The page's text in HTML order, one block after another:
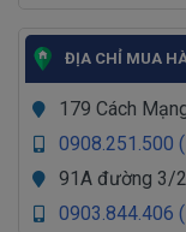
ĐỊA CHỈ MUA
179 Cách
0908.251.500
91A đường 3/
0903.844.406